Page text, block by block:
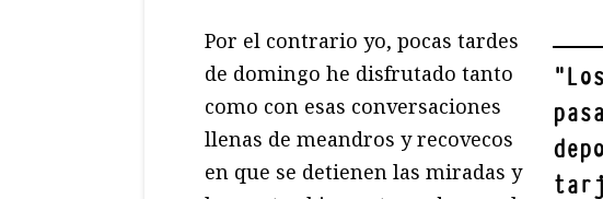
"
Por el contrario yo, pocas tardes
de domingo he disfrutado tanto
como con esas conversaciones
llenas de meandros y recovecos
en que se detienen las miradas y